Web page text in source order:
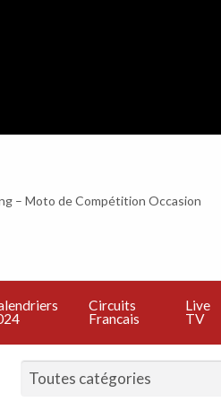
– Moto de Compétition Occasion
Circuits
Francais
Live
TV